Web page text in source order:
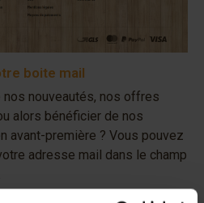
boite mail
nouveautés, nos offres
alors bénéficier de nos
avant-première ? Vous pouvez
adresse mail dans le champ